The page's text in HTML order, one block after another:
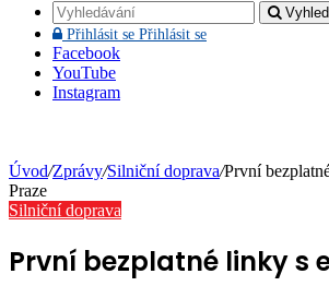
Přihlásit se Přihlásit se
Facebook
YouTube
Instagram
Úvod/Zprávy/Silniční doprava/První
Praze
Silniční doprava
První bezplatné linky s